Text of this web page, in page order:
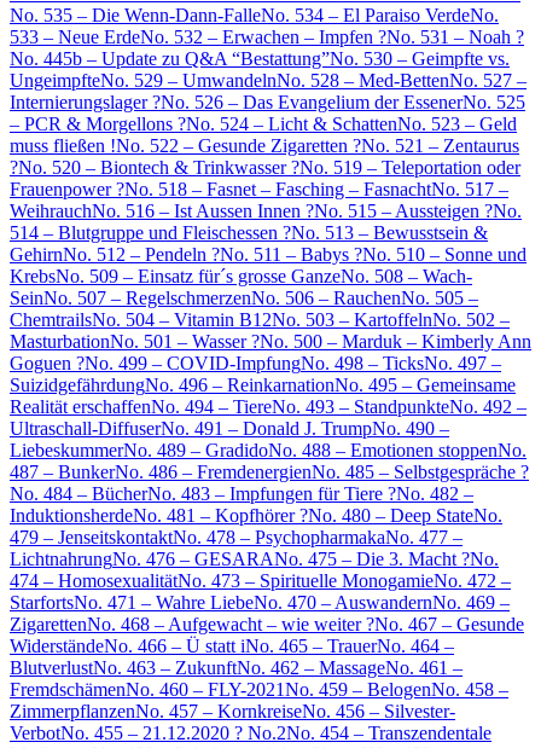
No. 535 – Die Wenn-Dann-FalleNo. 534 – El Paraiso VerdeNo.
533 – Neue ErdeNo. 532 – Erwachen – Impfen ?No. 531 – Noah ?
No. 445b – Update zu Q&A “Bestattung”No. 530 – Geimpfte vs.
UngeimpfteNo. 529 – UmwandelnNo. 528 – Med-BettenNo. 527 –
Internierungslager ?No. 526 – Das Evangelium der EssenerNo. 525
– PCR & Morgellons ?No. 524 – Licht & SchattenNo. 523 – Geld
muss fließen !No. 522 – Gesunde Zigaretten ?No. 521 – Zentaurus
?No. 520 – Biontech & Trinkwasser ?No. 519 – Teleportation oder
Frauenpower ?No. 518 – Fasnet – Fasching – FasnachtNo. 517 –
WeihrauchNo. 516 – Ist Aussen Innen ?No. 515 – Aussteigen ?No.
514 – Blutgruppe und Fleischessen ?No. 513 – Bewusstsein &
GehirnNo. 512 – Pendeln ?No. 511 – Babys ?No. 510 – Sonne und
KrebsNo. 509 – Einsatz für´s grosse GanzeNo. 508 – Wach-
SeinNo. 507 – RegelschmerzenNo. 506 – RauchenNo. 505 –
ChemtrailsNo. 504 – Vitamin B12No. 503 – KartoffelnNo. 502 –
MasturbationNo. 501 – Wasser ?No. 500 – Marduk – Kimberly Ann
Goguen ?No. 499 – COVID-ImpfungNo. 498 – TicksNo. 497 –
SuizidgefährdungNo. 496 – ReinkarnationNo. 495 – Gemeinsame
Realität erschaffenNo. 494 – TiereNo. 493 – StandpunkteNo. 492 –
Ultraschall-DiffuserNo. 491 – Donald J. TrumpNo. 490 –
LiebeskummerNo. 489 – GradidoNo. 488 – Emotionen stoppenNo.
487 – BunkerNo. 486 – FremdenergienNo. 485 – Selbstgespräche ?
No. 484 – BücherNo. 483 – Impfungen für Tiere ?No. 482 –
InduktionsherdeNo. 481 – Kopfhörer ?No. 480 – Deep StateNo.
479 – JenseitskontaktNo. 478 – PsychopharmakaNo. 477 –
LichtnahrungNo. 476 – GESARANo. 475 – Die 3. Macht ?No.
474 – HomosexualitätNo. 473 – Spirituelle MonogamieNo. 472 –
StarfortsNo. 471 – Wahre LiebeNo. 470 – AuswandernNo. 469 –
ZigarettenNo. 468 – Aufgewacht – wie weiter ?No. 467 – Gesunde
WiderständeNo. 466 – Ü statt iNo. 465 – TrauerNo. 464 –
BlutverlustNo. 463 – ZukunftNo. 462 – MassageNo. 461 –
FremdschämenNo. 460 – FLY-2021No. 459 – BelogenNo. 458 –
ZimmerpflanzenNo. 457 – KornkreiseNo. 456 – Silvester-
VerbotNo. 455 – 21.12.2020 ? No.2No. 454 – Transzendentale